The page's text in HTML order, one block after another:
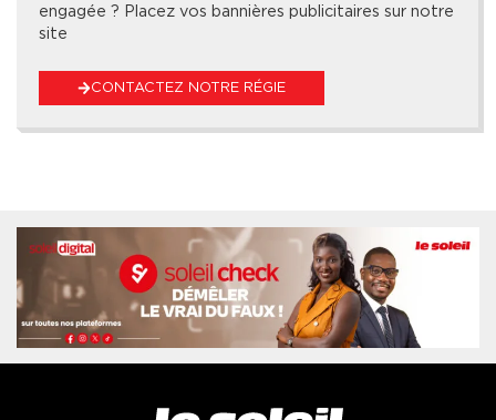
engagée ? Placez vos bannières publicitaires sur notre
site
CONTACTEZ NOTRE RÉGIE